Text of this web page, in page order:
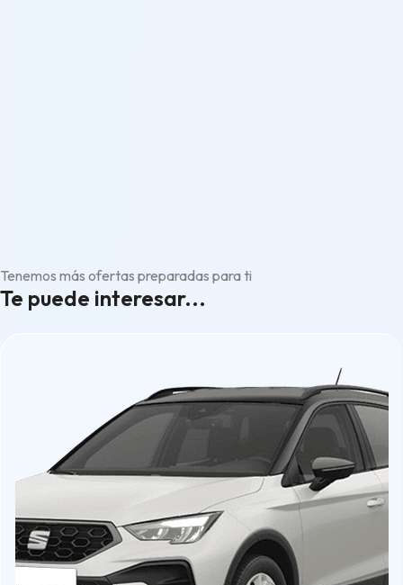
Tenemos más ofertas preparadas para ti
Te puede interesar...